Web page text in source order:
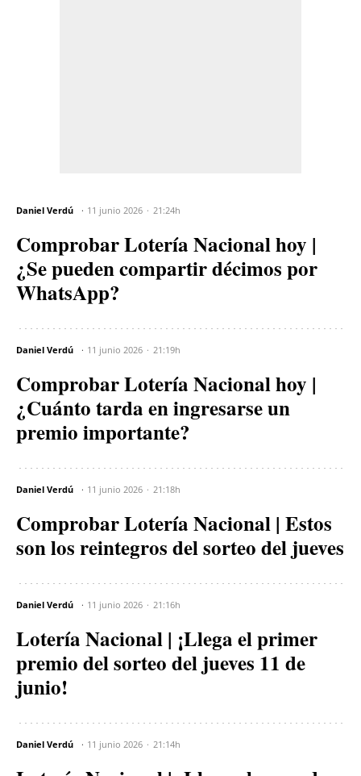
Daniel Verdú 11 junio 2026 21:24h
Comprobar Lotería Nacional hoy |
¿Se pueden compartir décimos por
WhatsApp?
Daniel Verdú 11 junio 2026 21:19h
Comprobar Lotería Nacional hoy |
¿Cuánto tarda en ingresarse un
premio importante?
Daniel Verdú 11 junio 2026 21:18h
Comprobar Lotería Nacional | Estos
son los reintegros del sorteo del jueves
Daniel Verdú 11 junio 2026 21:16h
Lotería Nacional | ¡Llega el primer
premio del sorteo del jueves 11 de
junio!
Daniel Verdú 11 junio 2026 21:14h